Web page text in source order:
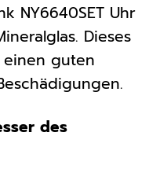
NY6640SET Uhr
Dieses
guten
des